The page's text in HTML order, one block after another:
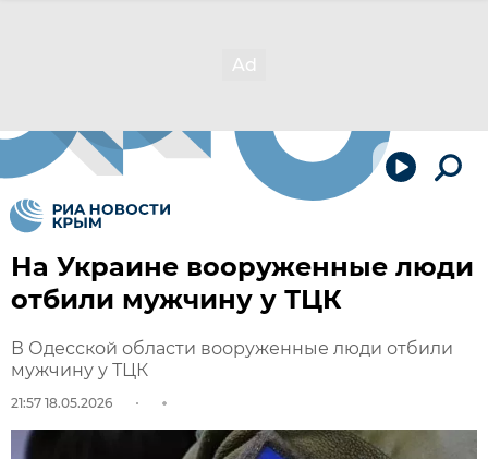
На Украине вооруженные люди
отбили мужчину у ТЦК
В Одесской области вооруженные люди отбили
мужчину у ТЦК
21:57 18.05.2026